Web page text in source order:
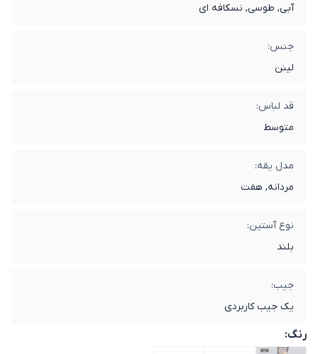
آبی, طوسی, نسکافه ای
جنس:
لینن
قد لباس:
متوسط
مدل یقه:
مردانه, هفت
نوع آستین:
بلند
جیب:
یک جیب کاربردی
رنگ: